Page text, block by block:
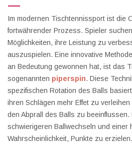
Im modernen Tischtennissport ist die
fortwährender Prozess. Spieler
Möglichkeiten, ihre Leistung zu
auszuspielen. Eine innovative
an Bedeutung gewonnen hat, ist das
sogenannten piperspin. Diese
spezifischen Rotation des Balls
ihren Schlägen mehr Effet zu
den Abprall des Balls zu beeinflussen.
schwierigeren Ballwechseln und einer
Wahrscheinlichkeit, Punkte zu erzielen.